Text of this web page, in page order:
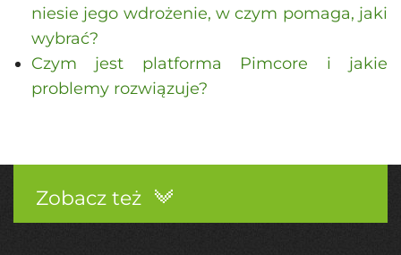
niesie jego wdrożenie, w czym pomaga, jaki
wybrać?
Czym jest platforma Pimcore i jakie
problemy rozwiązuje?
Zobacz też